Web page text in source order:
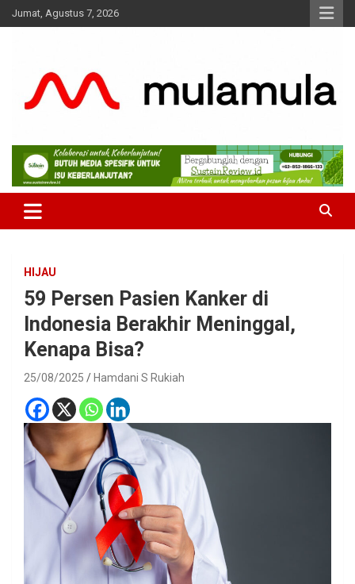
Skip
to
Jumat, Agustus 7, 2026
MulaMula
Medianya para Gen Z
HIJAU
59 Persen Pasien Kanker di
Indonesia Berakhir Meninggal,
Kenapa Bisa?
25/08/2025 Hamdani S Rukiah